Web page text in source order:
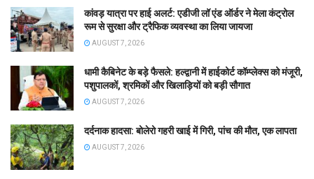
कांवड़ यात्रा पर हाई अलर्ट: एडीजी लॉ एंड ऑर्डर ने मेला कंट्रोल
रूम से सुरक्षा और ट्रैफिक व्यवस्था का लिया जायजा
AUGUST 7, 2026
धामी कैबिनेट के बड़े फैसले: हल्द्वानी में हाईकोर्ट कॉम्प्लेक्स को मंजूरी,
पशुपालकों, श्रमिकों और खिलाड़ियों को बड़ी सौगात
AUGUST 7, 2026
दर्दनाक हादसा: बोलेरो गहरी खाई में गिरी, पांच की मौत, एक लापता
AUGUST 7, 2026